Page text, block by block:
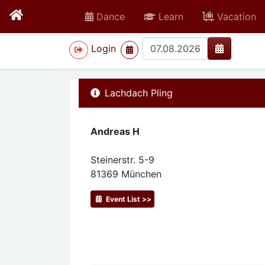
Dance Learn Vacation
Login
>
Lachdach Pling
Andreas H
Steinerstr. 5-9
81369 München
Event List >>